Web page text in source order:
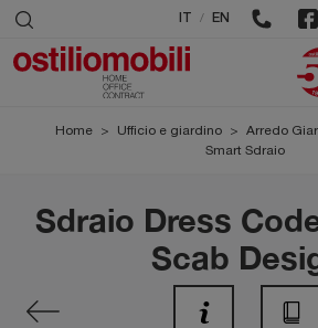
/ EN
Home > Ufficio e giardino > Arredo
Smart Sdraio
Sdraio Dress
Scab